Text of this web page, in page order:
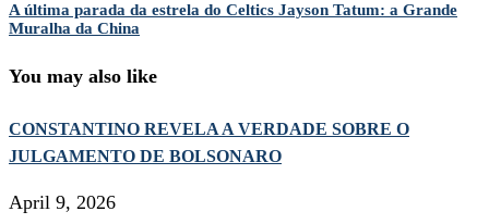
A última parada da estrela do Celtics Jayson Tatum: a Grande
Muralha da China
You may also like
CONSTANTINO REVELA A VERDADE SOBRE O
JULGAMENTO DE BOLSONARO
April 9, 2026